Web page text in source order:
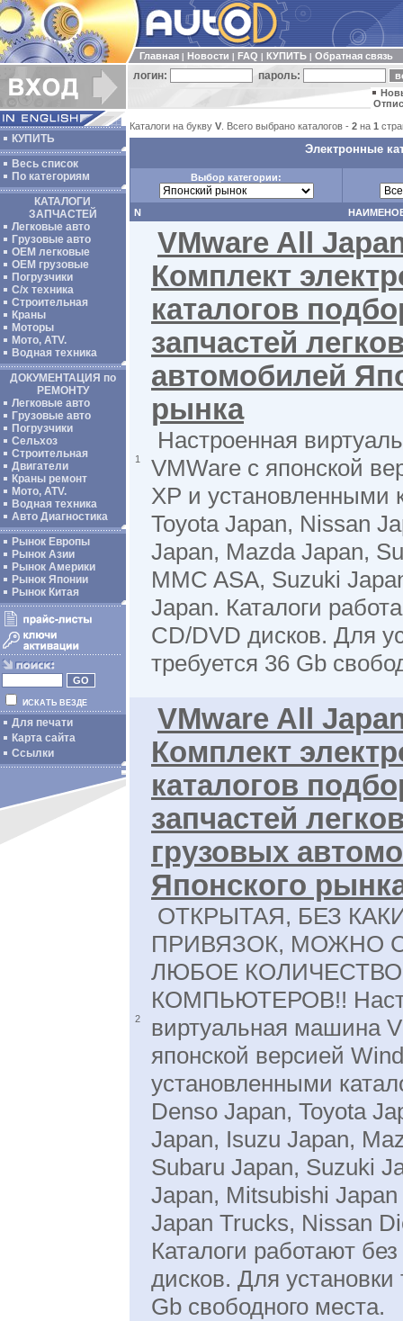
Главная Новости FAQ КУПИТЬ Обратная связь
логин: пароль:
КУПИТЬ
Весь список
По категориям
КАТАЛОГИ
ЗАПЧАСТЕЙ
Легковые авто
Грузовые авто
ОЕМ легковые
OEM грузовые
Погрузчики
С/х техника
Строительная
Краны
Моторы
Мото, ATV.
Водная техника
ДОКУМЕНТАЦИЯ по
РЕМОНТУ
Легковые авто
Грузовые авто
Погрузчики
Сельхоз
Строительная
Двигатели
Краны ремонт
Мото, ATV.
Водная техника
Авто Диагностика
Рынок Европы
Рынок Азии
Рынок Америки
Рынок Японии
Рынок Китая
ИСКАТЬ ВЕЗДЕ
Для печати
Карта сайта
Ссылки
Каталоги на букву V . Всего выбрано каталогов - 2 на 1
Электронные
Выбор категории:
N
1
VMware All
Комплект
каталогов
запчастей
автомобилей
рынка
Настроенная
VMWare с японской
XP и установленными
Toyota Japan, Nissan
Japan, Mazda Japan,
MMC ASA, Suzuki
Japan. Каталоги
CD/DVD дисков. Для
требуется 36 Gb
2
VMware All
Комплект
каталогов
запчастей
грузовых
Японского
ОТКРЫТАЯ, БЕЗ
ПРИВЯЗОК, МОЖНО
ЛЮБОЕ КОЛИЧЕСТВО
КОМПЬЮТЕРОВ!!
виртуальная машина
японской версией
установленными
Denso Japan, Toyota
Japan, Isuzu Japan,
Subaru Japan, Suzuki
Japan, Mitsubishi
Japan Trucks, Nissan
Каталоги работают
дисков. Для установки
Gb свободного места.